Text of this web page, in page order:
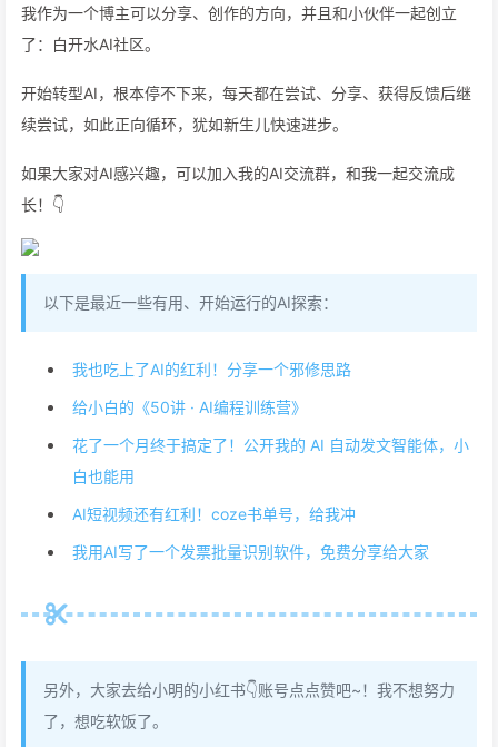
我作为一个博主可以分享、创作的方向，并且和小伙伴一起创立
了：白开水AI社区。
开始转型AI，根本停不下来，每天都在尝试、分享、获得反馈后继
续尝试，如此正向循环，犹如新生儿快速进步。
如果大家对AI感兴趣，可以加入我的AI交流群，和我一起交流成
长！👇
以下是最近一些有用、开始运行的AI探索：
我也吃上了AI的红利！分享一个邪修思路
给小白的《50讲 · AI编程训练营》
花了一个月终于搞定了！公开我的 AI 自动发文智能体，小
白也能用
AI短视频还有红利！coze书单号，给我冲
我用AI写了一个发票批量识别软件，免费分享给大家
另外，大家去给小明的小红书👇账号点点赞吧~！我不想努力
了，想吃软饭了。